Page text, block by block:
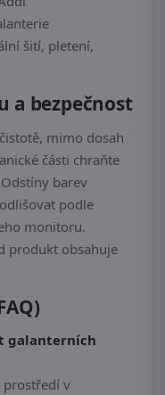
šití, pletení,
a bezpečnost
mimo dosah
části chraňte
barev
podle
monitoru.
produkt obsahuje
galanterních
prostředí v